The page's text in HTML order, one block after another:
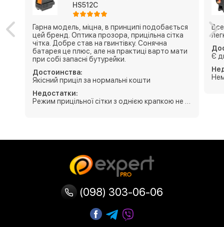
HS512C
Гарна модель, міцна, в принципі подобається
цей бренд. Оптика прозора, прицільна сітка
чітка. Добре став на гвинтівку. Сонячна
батарея це плюс, але на практиці варто мати
при собі запасні бутурейки.
Достоинства:
Якісний приціл за нормальні кошти
Недостатки:
Режим прицільної сітки з однією крапкою не підходить людям з астигматизмом, але можна вибрати інший
Є
(098) 303-06-06